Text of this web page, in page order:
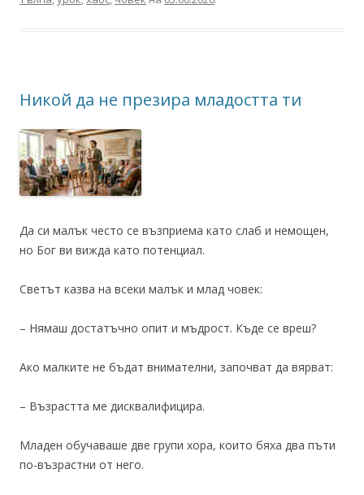
Никой да не презира младостта ти
Да си малък често се възприема като слаб и немощен,
но Бог ви вижда като потенциал.
Светът казва на всеки малък и млад човек:
– Нямаш достатъчно опит и мъдрост. Къде се вреш?
Ако малките не бъдат внимателни, започват да вярват:
– Възрастта ме дисквалифицира.
Младен обучаваше две групи хора, които бяха два пъти
по-възрастни от него.